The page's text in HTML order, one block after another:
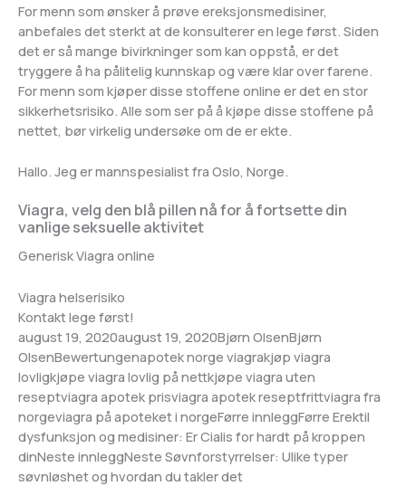
For menn som ønsker å prøve ereksjonsmedisiner,
anbefales det sterkt at de konsulterer en lege først. Siden
det er så mange bivirkninger som kan oppstå, er det
tryggere å ha pålitelig kunnskap og være klar over farene.
For menn som kjøper disse stoffene online er det en stor
sikkerhetsrisiko. Alle som ser på å kjøpe disse stoffene på
nettet, bør virkelig undersøke om de er ekte.
Hallo. Jeg er mannspesialist fra Oslo, Norge.
Viagra, velg den blå pillen nå for å fortsette din
vanlige seksuelle aktivitet
Innleggsnavigering
Generisk Viagra online
Viagra helserisiko
Kontakt lege først!
august 19, 2020august 19, 2020Bjørn OlsenBjørn
OlsenBewertungenapotek norge viagrakjøp viagra
lovligkjøpe viagra lovlig på nettkjøpe viagra uten
reseptviagra apotek prisviagra apotek reseptfrittviagra fra
norgeviagra på apoteket i norgeFørre innleggFørre Erektil
dysfunksjon og medisiner: Er Cialis for hardt på kroppen
dinNeste innleggNeste Søvnforstyrrelser: Ulike typer
søvnløshet og hvordan du takler detLagt